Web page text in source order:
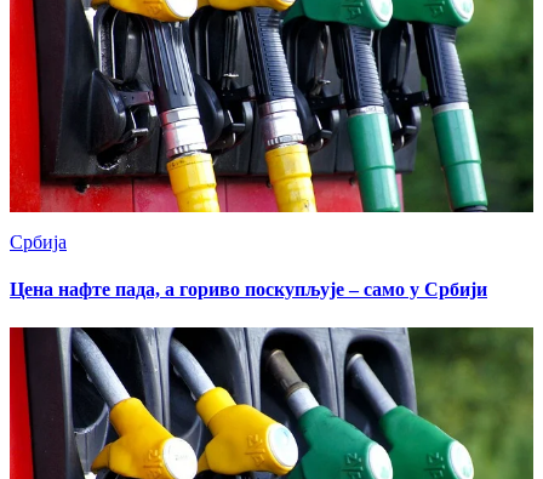
Србија
Цена нафте пада, а гориво поскупљује – само у Србији